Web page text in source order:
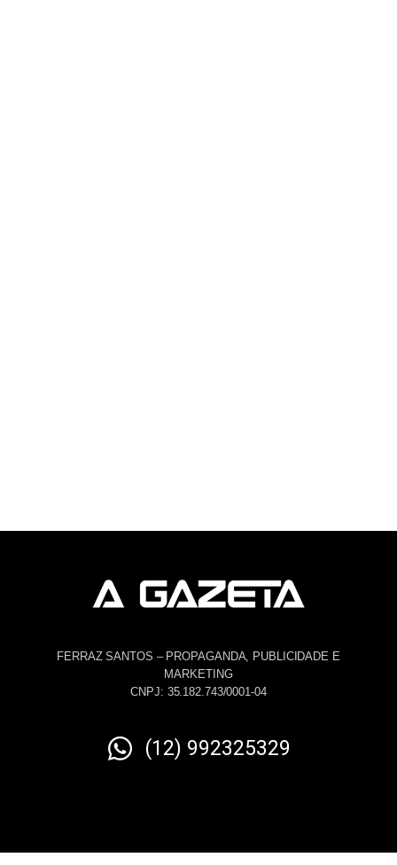
FERRAZ SANTOS – PROPAGANDA, PUBLICIDADE E
MARKETING
CNPJ: 35.182.743/0001-04
(12) 992325329